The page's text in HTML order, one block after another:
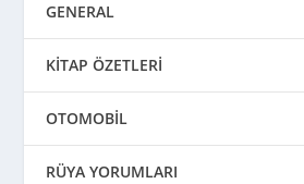
GENERAL
KİTAP ÖZETLERİ
OTOMOBİL
RÜYA YORUMLARI